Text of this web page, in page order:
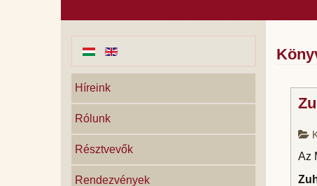
Az
Híreink
Rólunk
Résztvevők
Rendezvények